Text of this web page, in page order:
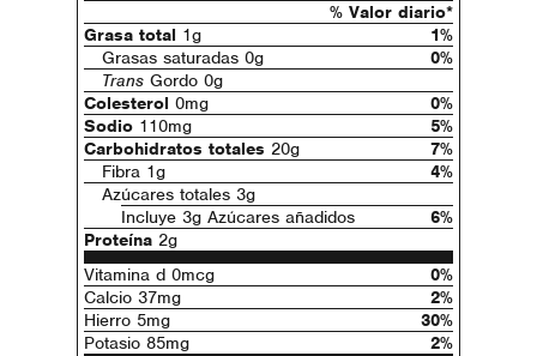
% Valor diario*
Grasa total 1g
1%
Grasas saturadas 0g
0%
Trans Gordo 0g
Colesterol 0mg
0%
Sodio 110mg
5%
Carbohidratos totales 20g
7%
Fibra 1g
4%
Azúcares totales 3g
Incluye 3g Azúcares añadidos
6%
Proteína 2g
Vitamina d 0mcg
0%
Calcio 37mg
2%
Hierro 5mg
30%
Potasio 85mg
2%